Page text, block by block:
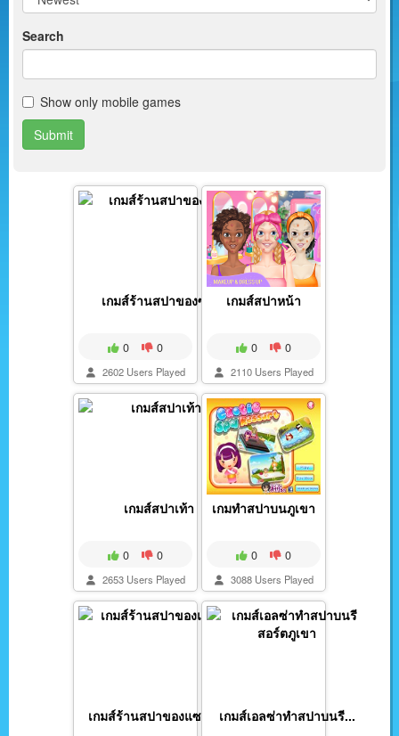
Search
Show only mobile games
Submit
เกมส์ร้านสปาของซูซี่
0 0
2602 Users Played
เกมส์สปาหน้า
0 0
2110 Users Played
เกมส์สปาเท้า
0 0
2653 Users Played
เกมทำสปาบนภูเขา
0 0
3088 Users Played
เกมส์ร้านสปาของแซนดี...เกมส์เอลซ่าทำสปาบนรี...